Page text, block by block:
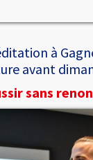
à
avant
sans